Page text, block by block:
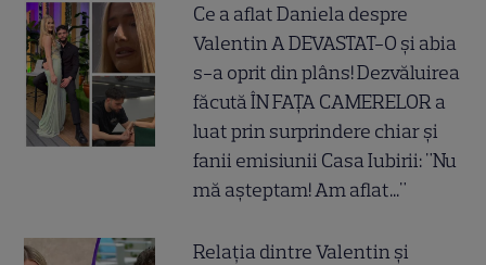
Ce a aflat Daniela despre
Valentin A DEVASTAT-O și abia
s-a oprit din plâns! Dezvăluirea
făcută ÎN FAȚA CAMERELOR a
luat prin surprindere chiar și
fanii emisiunii Casa Iubirii: "Nu
mă așteptam! Am aflat..."
Relația dintre Valentin și